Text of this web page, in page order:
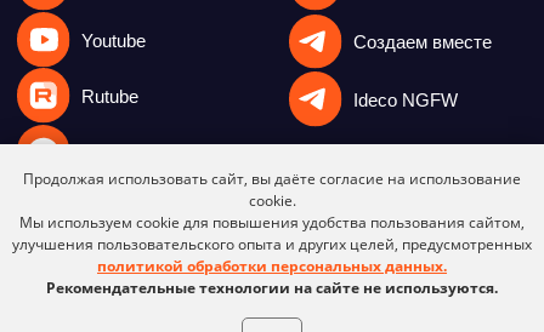
Продолжая использовать сайт, вы даёте согласие на использование
cookie.
Мы используем cookie для повышения удобства пользования сайтом,
улучшения пользовательского опыта и других целей, предусмотренных
политикой обработки персональных данных.
Рекомендательные технологии на сайте не используются.